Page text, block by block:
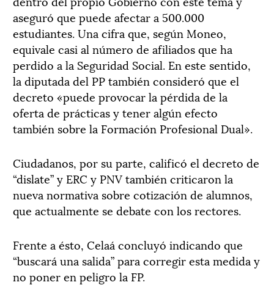
aseguró que puede afectar a 500.000
estudiantes. Una cifra que, según Moneo,
equivale casi al número de afiliados que ha
perdido a la Seguridad Social. En este sentido,
la diputada del PP también consideró que el
decreto «puede provocar la pérdida de la
oferta de prácticas y tener algún efecto
también sobre la Formación Profesional Dual».
Ciudadanos, por su parte, calificó el decreto de
“dislate” y ERC y PNV también criticaron la
nueva normativa sobre cotización de alumnos,
que actualmente se debate con los rectores.
Frente a ésto, Celaá concluyó indicando que
“buscará una salida” para corregir esta medida y
no poner en peligro la FP.